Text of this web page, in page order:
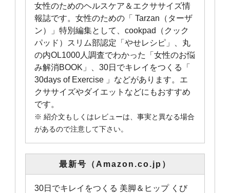
女性のためのヘルスケア＆エクササイズ情
報誌です。女性のための「 Tarzan（ターザ
ン）」特別編集として、cookpad（クック
パッド）スリム部認定「やせレシピ」、丸
の内OL1000人調査でわかった「女性のお悩
み解消BOOK」、30日でキレイをつくる「
30days of Exercise 」などがあります。エ
クササイズやダイエットなどにもおすすめ
です。
※ 紹介文もしくはレビューは、事実と異なる場合
があるので注意して下さい。
最新号（Amazon.co.jp）
30日でキレイをつくる 美脚＆ヒップ くび